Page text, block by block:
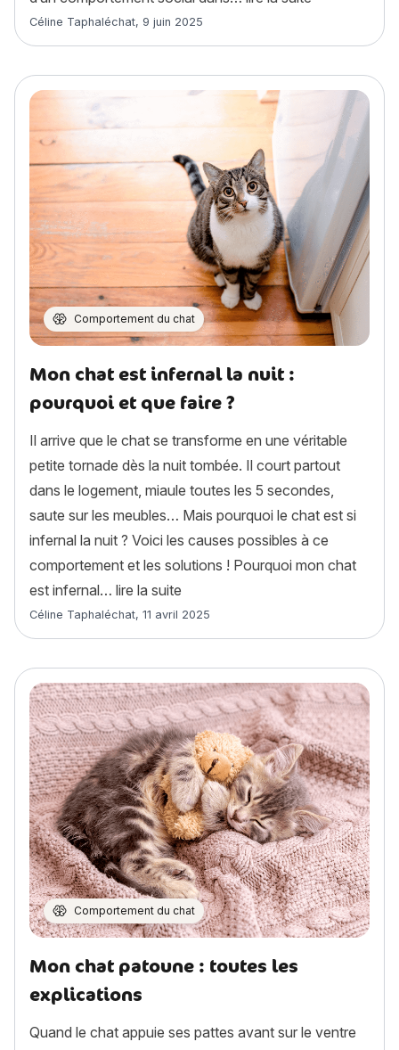
Article rédigé par
Céline Taphaléchat, 9 juin 2025
Comportement du chat
Mon chat est infernal la nuit :
pourquoi et que faire ?
Il arrive que le chat se transforme en une véritable
petite tornade dès la nuit tombée. Il court partout
dans le logement, miaule toutes les 5 secondes,
saute sur les meubles… Mais pourquoi le chat est si
infernal la nuit ? Voici les causes possibles à ce
comportement et les solutions ! Pourquoi mon chat
est infernal… lire la suite
Article rédigé par
Céline Taphaléchat, 11 avril 2025
Comportement du chat
Mon chat patoune : toutes les
explications
Quand le chat appuie ses pattes avant sur le ventre